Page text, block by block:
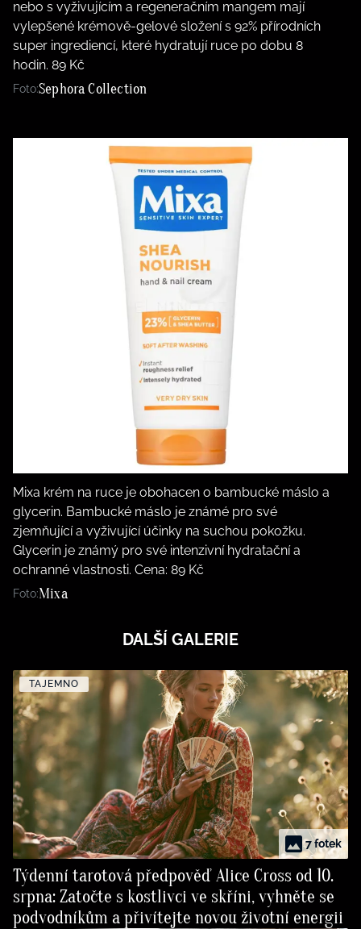
nebo s vyživujícím a regeneračním mangem mají
vylepšené krémově-gelové složení s 92% přírodních
super ingrediencí, které hydratují ruce po dobu 8
hodin. 89 Kč
Foto:Sephora Collection
Mixa krém na ruce je obohacen o bambucké máslo a
glycerin. Bambucké máslo je známé pro své
zjemňující a vyživující účinky na suchou pokožku.
Glycerin je známý pro své intenzivní hydratační a
ochranné vlastnosti. Cena: 89 Kč
Foto:Mixa
DALŠÍ GALERIE
TAJEMNO
7 fotek
Týdenní tarotová předpověď Alice Cross od 10.
srpna: Zatočte s kostlivci ve skříni, vyhněte se
podvodníkům a přivítejte novou životní energii